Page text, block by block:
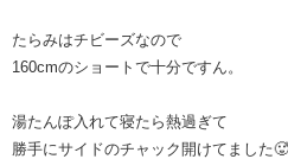
たらみはチビーズなので
160cmのショートで十分ですん。
湯たんぽ入れて寝たら熱過ぎて
勝手にサイドのチャック開けてました🥵